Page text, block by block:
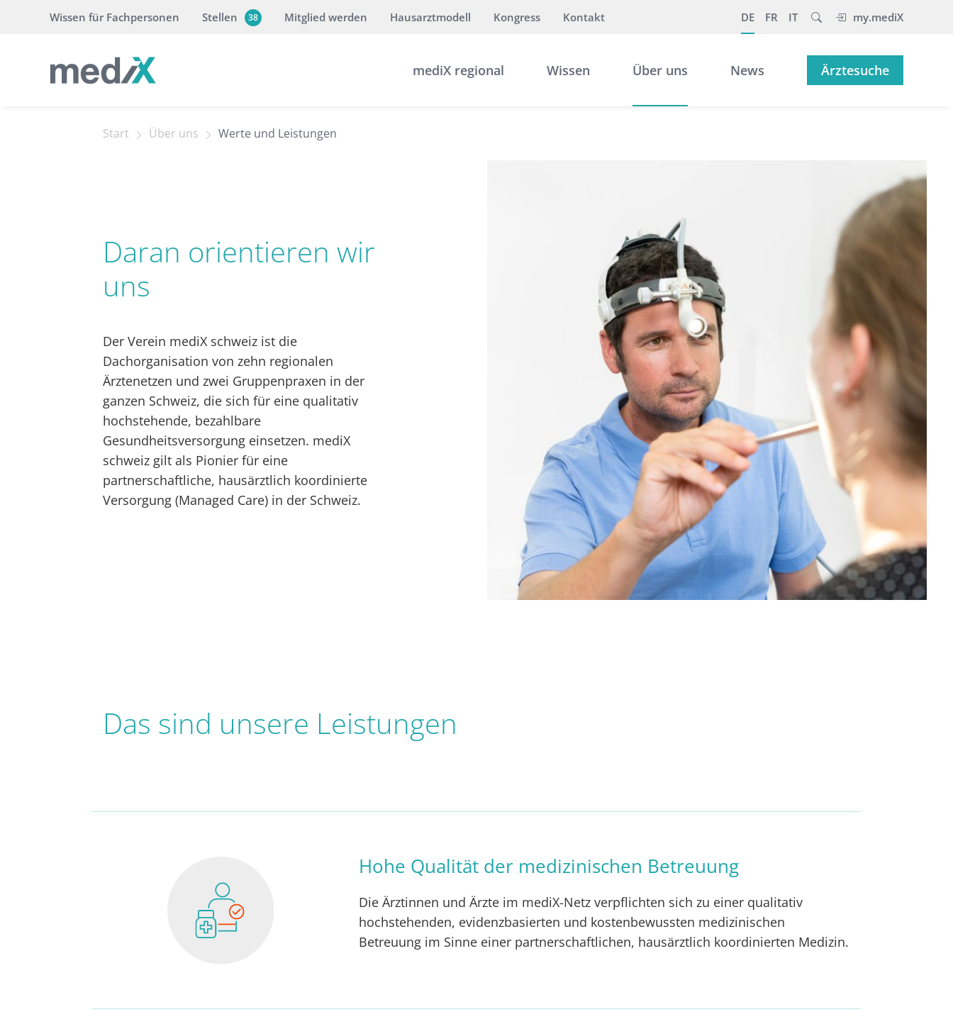
Wissen für Fachpersonen Stellen 38 Mitglied werden Hausarztmodell Kongress Kontakt DE FR IT my.mediX
mediX regional Wissen Über uns News Ärztesuche
Start Über uns Werte und Leistungen
Daran ori­en­tie­ren wir
uns
Der Verein mediX schweiz ist die
Dachorganisation von zehn regionalen
Ärztenetzen und zwei Gruppenpraxen in der
ganzen Schweiz, die sich für eine qualitativ
hochstehende, bezahlbare
Gesundheitsversorgung einsetzen. mediX
schweiz gilt als Pionier für eine
partnerschaftliche, hausärztlich koordinierte
Versorgung (Managed Care) in der Schweiz.
Das sind unsere Leistungen
Hohe Qualität der medizinischen Betreuung
Die Ärztinnen und Ärzte im mediX-Netz verpflichten sich zu einer qualitativ
hochstehenden, evidenzbasierten und kostenbewussten medizinischen
Betreuung im Sinne einer partnerschaftlichen, hausärztlich koordinierten Medizin.